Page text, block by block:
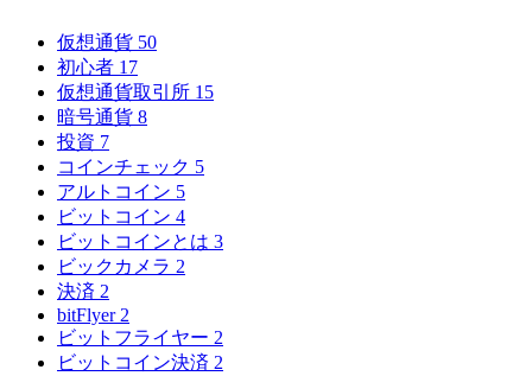
仮想通貨 50
初心者 17
仮想通貨取引所 15
暗号通貨 8
投資 7
コインチェック 5
アルトコイン 5
ビットコイン 4
ビットコインとは 3
ビックカメラ 2
決済 2
bitFlyer 2
ビットフライヤー 2
ビットコイン決済 2